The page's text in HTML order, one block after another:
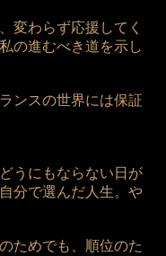
変わらず応援してく
の進むべき道を示し
ンスの世界には保証
うにもならない日が
分で選んだ人生。や
ためでも、順位のた